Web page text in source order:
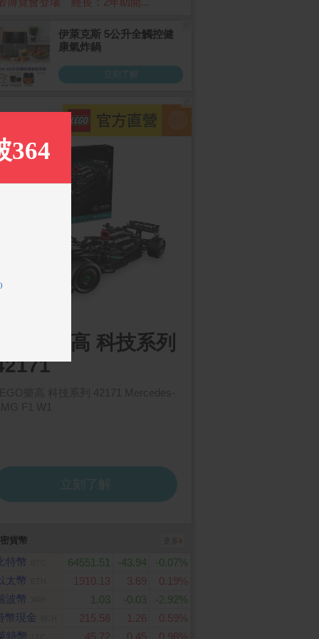
貨幣
特幣 64551.51 -43.94
-0.07%
太幣
1910.13 3.69
0.19%
波幣
1.03 -0.03
-2.92%
幣現金
215.58 1.26
0.59%
特幣
45.72 0.45 0.98%